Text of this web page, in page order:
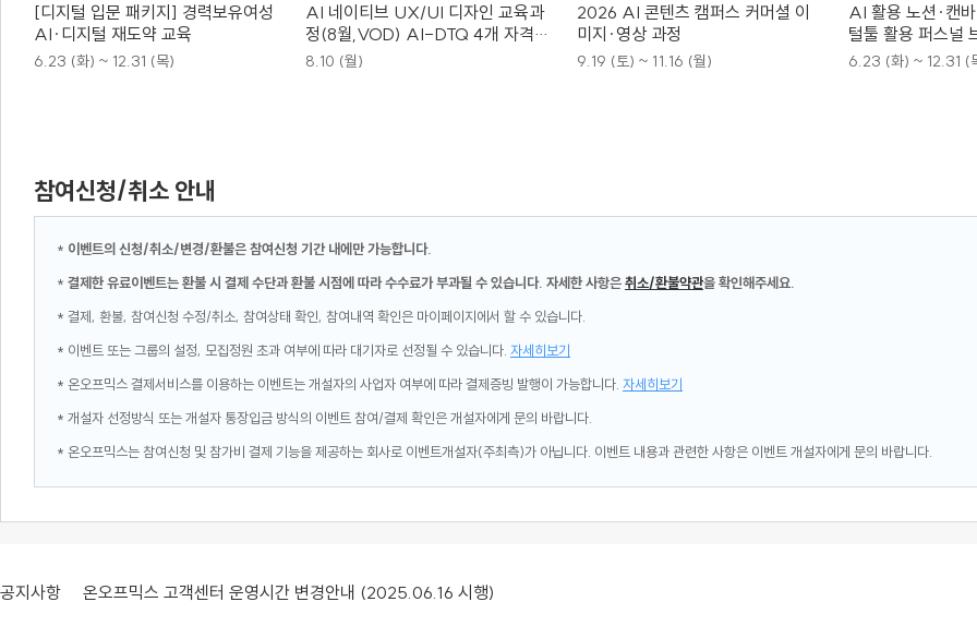
[디지털 입문 패키지] 경력보유여성
AI·디지털 재도약 교육
6.23 (화) ~ 12.31 (목)
AI 네이티브 UX/UI 디자인 교육과
정(8월,VOD) AI-DTQ 4개 자격증
동시취득
8.10 (월)
2026 AI 콘텐츠 캠퍼스 커머셜 이
미지·영상 과정
9.19 (토) ~ 11.16 (월)
AI 활용 노션·캔
털툴 활용 퍼스널
6.23 (화) ~ 12.31 (
참여신청/취소 안내
* 이벤트의 신청/취소/변경/환불은 참여신청 기간 내에만 가능합니다.
* 결제한 유료이벤트는 환불 시 결제 수단과 환불 시점에 따라 수수료가 부과될 수 있습니다. 자세한 사항은취소/환불약관을 확인해주세요.
* 결제, 환불, 참여신청 수정/취소, 참여상태 확인, 참여내역 확인은 마이페이지에서 할 수 있습니다.
* 이벤트 또는 그룹의 설정, 모집정원 초과 여부에 따라 대기자로 선정될 수 있습니다. 자세히보기
* 온오프믹스 결제서비스를 이용하는 이벤트는 개설자의 사업자 여부에 따라 결제증빙 발행이 가능합니다. 자세히보기
* 개설자 선정방식 또는 개설자 통장입금 방식의 이벤트 참여/결제 확인은 개설자에게 문의 바랍니다.
* 온오프믹스는 참여신청 및 참가비 결제 기능을 제공하는 회사로 이벤트개설자(주최측)가 아닙니다. 이벤트 내용과 관련한 사항은 이벤트 개설자에게 문의 바랍니다.
공지사항 온오프믹스 고객센터 운영시간 변경안내 (2025.06.16 시행)